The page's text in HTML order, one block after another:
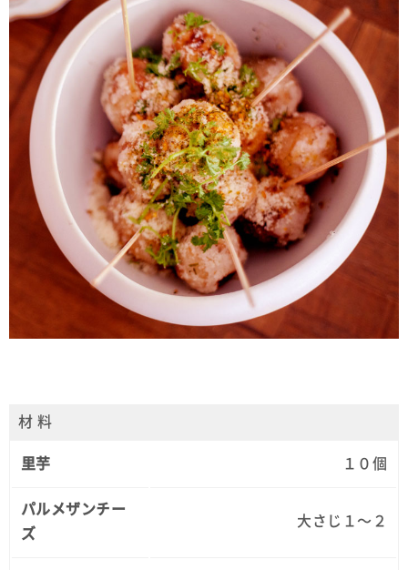
材 料
里芋 １０個
パルメザンチー
ズ
大さじ１～２